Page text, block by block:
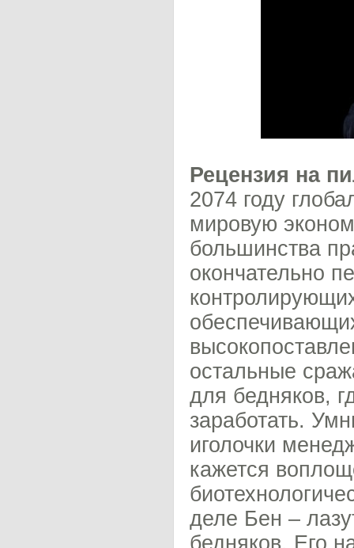
Рецензия на
2074 году
мировую
большинства
окончательно
остальные
для бедняков,
заработать.
иголочки
кажется
деле Бен –
бедняков. Его